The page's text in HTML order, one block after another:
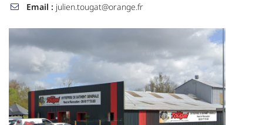
 Email : julien.tougat@orange.fr